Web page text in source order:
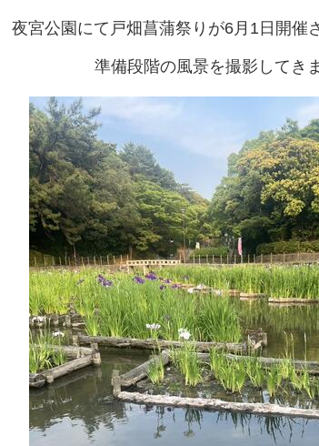
夜宮公園にて戸畑菖蒲祭りが6月1日開催
準備段階の風景を撮影してき